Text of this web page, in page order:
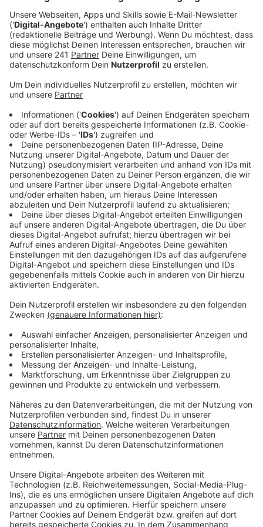
Prüfteams erhöhen.
Veröffentlicht:Dienstag, 09.04.2024 11:10
Anzeige
ausgestattet
Anzeige
Die Wupsi hat in den letzten Monaten Testreihen mit
den kleinen tragbaren Kameras durchgeführt,
Datenschutzanforderungen geprüft und die Kosten
kalkuliert – und kommt zu dem Schluss, dass die
Bodycams sich vorerst nicht lohnen. Man habe bereits
Videoüberwachung in sämtlichen Bussen, die genüge –
aber die Entscheidung könnte sich in Zukunft auch
wieder ändern, so das Unternehmen. Bodycams sind
abzuschrecken und im Notfall kriminelle Handlungen
aufzeichnen zu können.
Anzeige
Weitere Meldungen aus Leverkusen
Anzeige
Leverkusener Hilfskonvoi startet nach Charkiw
Leverkusen-Rheindorf: Anklage wegen Mord an
schwangerer Frau
Leverkusener Stadtrat: Nächster Schritt zum
Landschaftsplan